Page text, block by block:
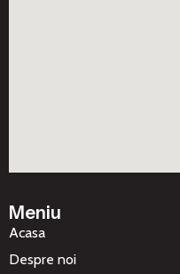
Meniu
Acasa
Despre noi